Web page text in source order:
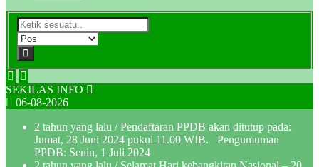
SEKILAS INFO
06-08-2026
2 tahun yang lalu / Pendaftaran PPDB akan ditutup pada:
Jumat, 28 Juni 2024 pukul 11.00 WIB. Pengumuman
PPDB: Senin, 1 Juli 2024